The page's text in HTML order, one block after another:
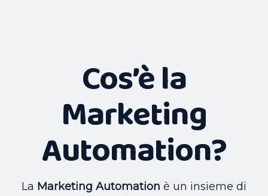
Cos’è la
Marketing
Automation?
La Marketing Automation è un insieme di